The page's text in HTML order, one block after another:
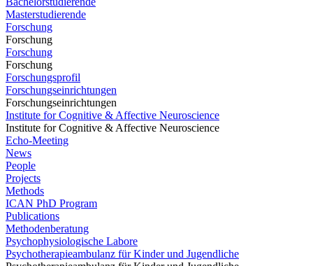
Masterstudierende
Forschung
Forschung
Forschung
Forschung
Forschungsprofil
Forschungseinrichtungen
Forschungseinrichtungen
Institute for Cognitive & Affective Neuroscience
Institute for Cognitive & Affective Neuroscience
Echo-Meeting
News
People
Projects
Methods
ICAN PhD Program
Publications
Methodenberatung
Psychophysiologische Labore
Psychotherapieambulanz für Kinder und Jugendliche